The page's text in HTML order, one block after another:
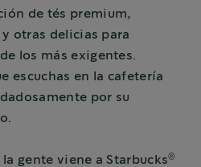
de tés premium,
otras delicias para
los más exigentes.
escuchas en la cafetería
por su
la gente viene a Starbucks®